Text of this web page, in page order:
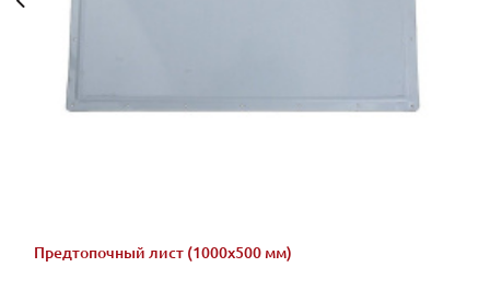
Предтопочный лист (1000х500 мм)